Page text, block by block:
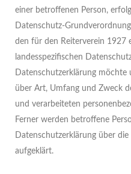
einer betroffenen Person,
Datenschutz-
den für den Reiterverein 1927
landesspezifischen
Datenschutzerklärung möchte
über Art, Umfang und Zweck
und verarbeiteten
Ferner werden betroffene
Datenschutzerklärung über
aufgeklärt.